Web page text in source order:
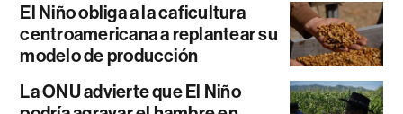
El Niño obliga a la caficultura
centroamericana a replantear su
modelo de producción
La ONU advierte que El Niño